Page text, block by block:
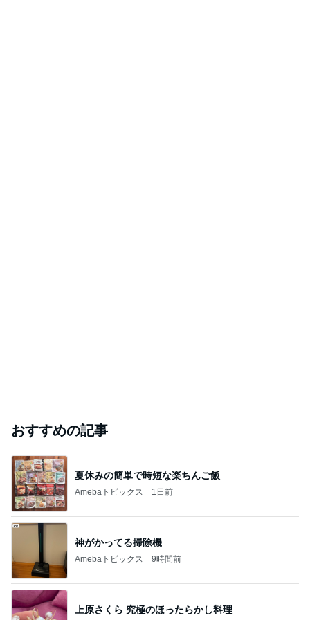
おすすめの記事
夏休みの簡単で時短な楽ちんご飯
Amebaトピックス 1日前
神がかってる掃除機
Amebaトピックス 9時間前
上原さくら 究極のほったらかし料理